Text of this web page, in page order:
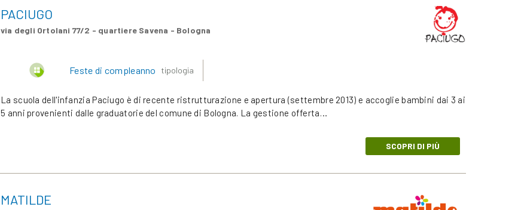
PACIUGO
via degli Ortolani 77/2 - quartiere Savena - Bologna
Feste di compleanno tipologia
La scuola dell'infanzia Paciugo è di recente ristrutturazione e apertura (settembre 2013) e accoglie bambini dai 3 ai
5 anni provenienti dalle graduatorie del comune di Bologna. La gestione offerta…
SCOPRI DI PIÙ
MATILDE